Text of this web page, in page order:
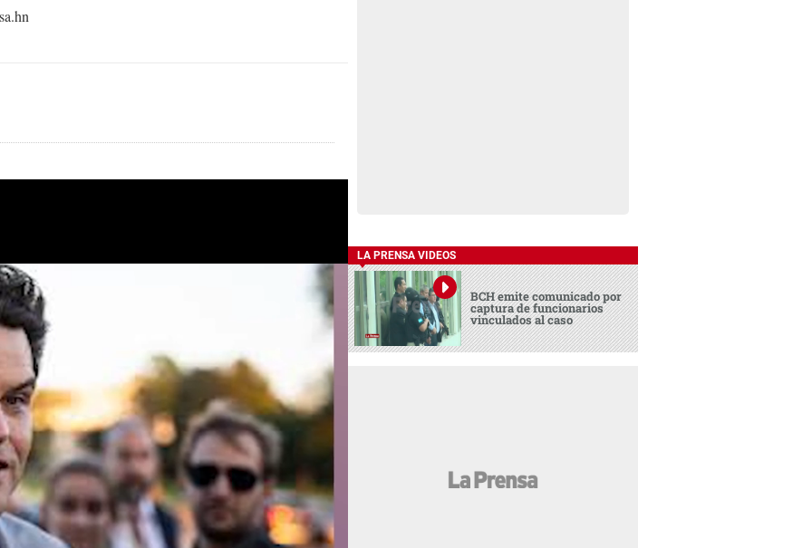
LA PRENSA VIDEOS
BCH emite comunicado por
captura de funcionarios
vinculados al caso